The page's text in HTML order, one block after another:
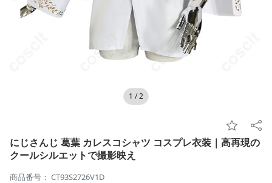
1 /2
にじさんじ 葛葉 カレスコシャツ コスプレ衣装｜高再現の
クールシルエットで撮影映え
商品番号： CT93S2726V1D